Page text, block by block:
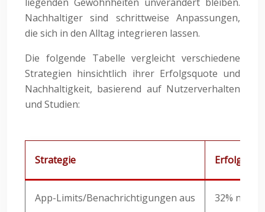
liegenden Gewohnheiten unverändert bleiben.
Nachhaltiger sind schrittweise Anpassungen,
die sich in den Alltag integrieren lassen.
Die folgende Tabelle vergleicht verschiedene
Strategien hinsichtlich ihrer Erfolgsquote und
Nachhaltigkeit, basierend auf Nutzerverhalten
und Studien:
Strategie
App-Limits/Benachrichtigungen aus 32%